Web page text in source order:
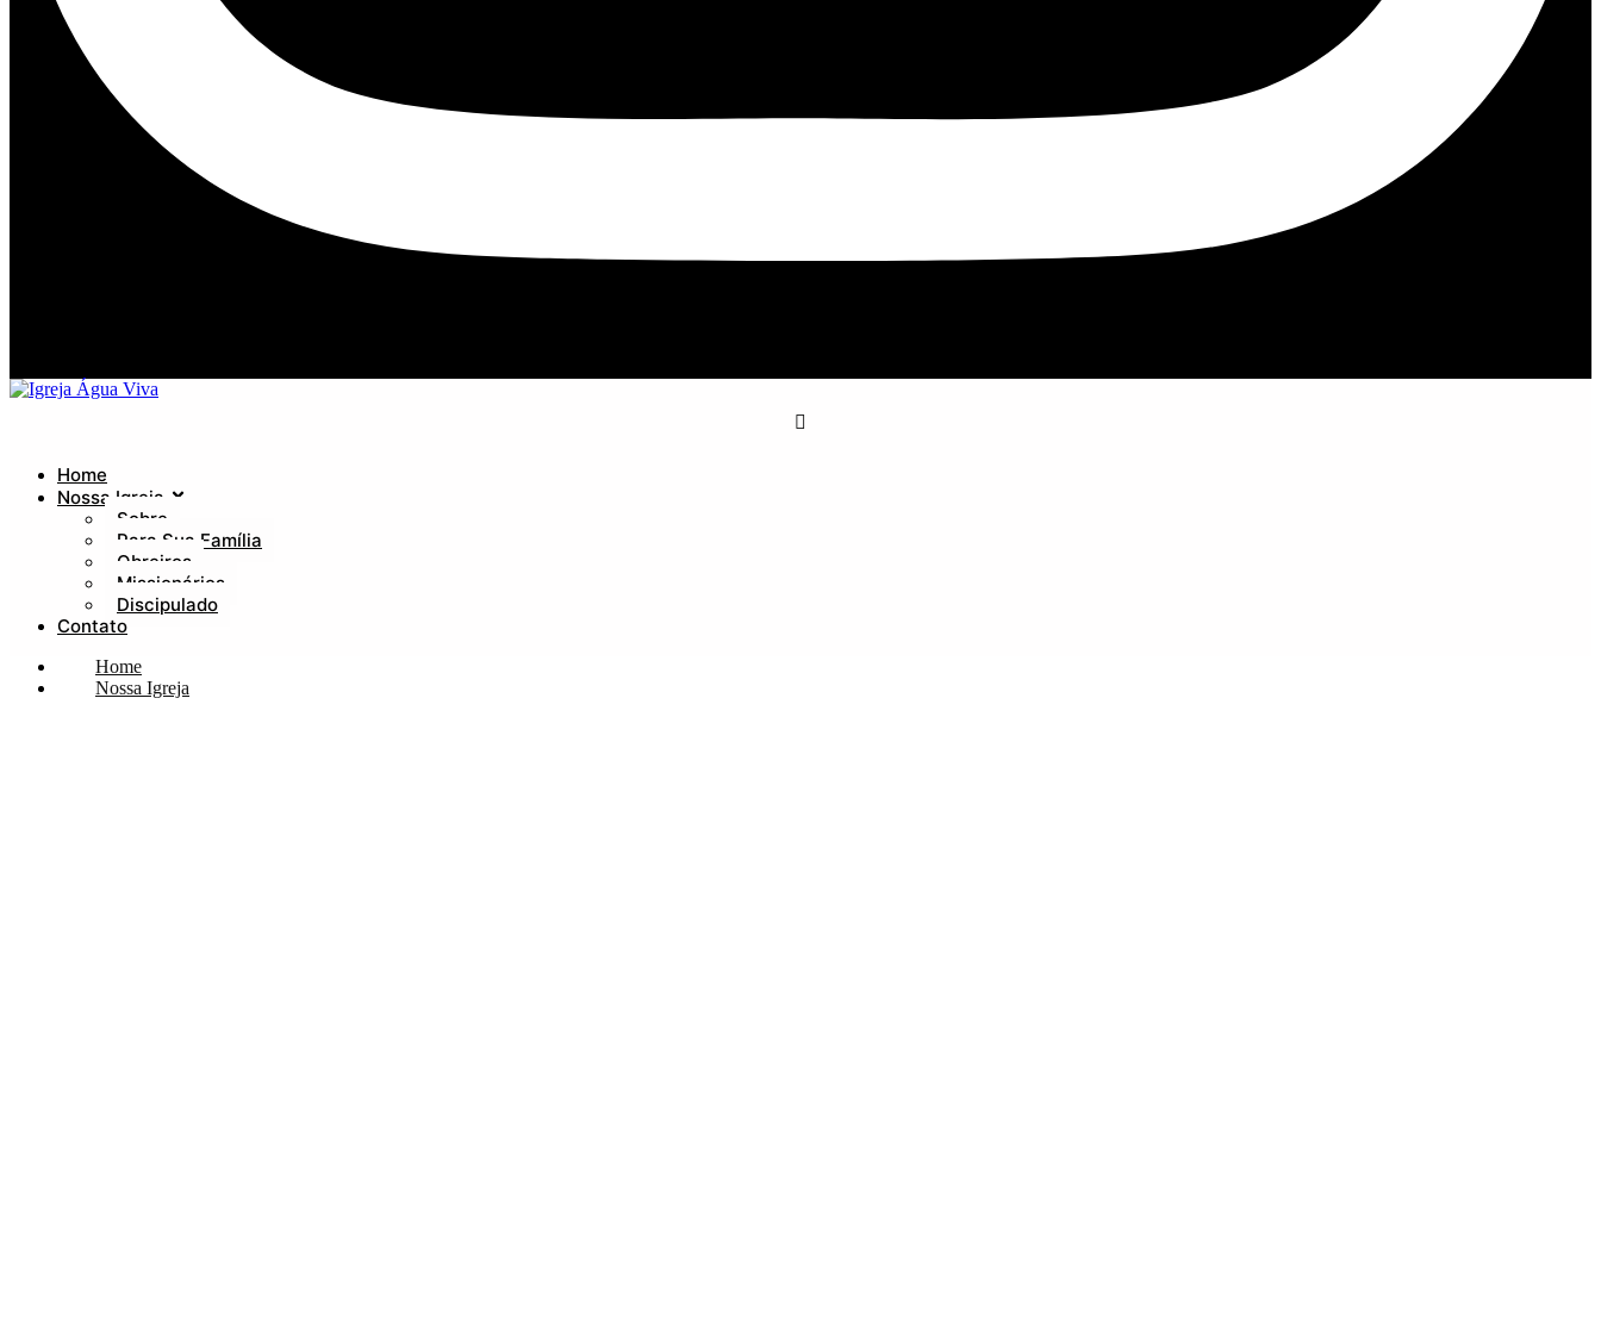
Home
Nossa Igreja
Sobre
Para Sua Família
Obreiros
Missionários
Discipulado
Contato
Home
Nossa Igreja